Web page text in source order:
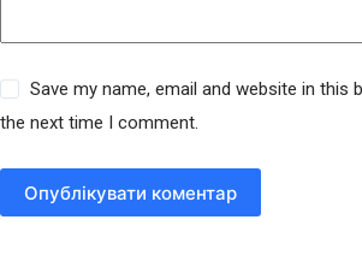
Save my name, email and website in this
the next time I comment.
Опублікувати коментар